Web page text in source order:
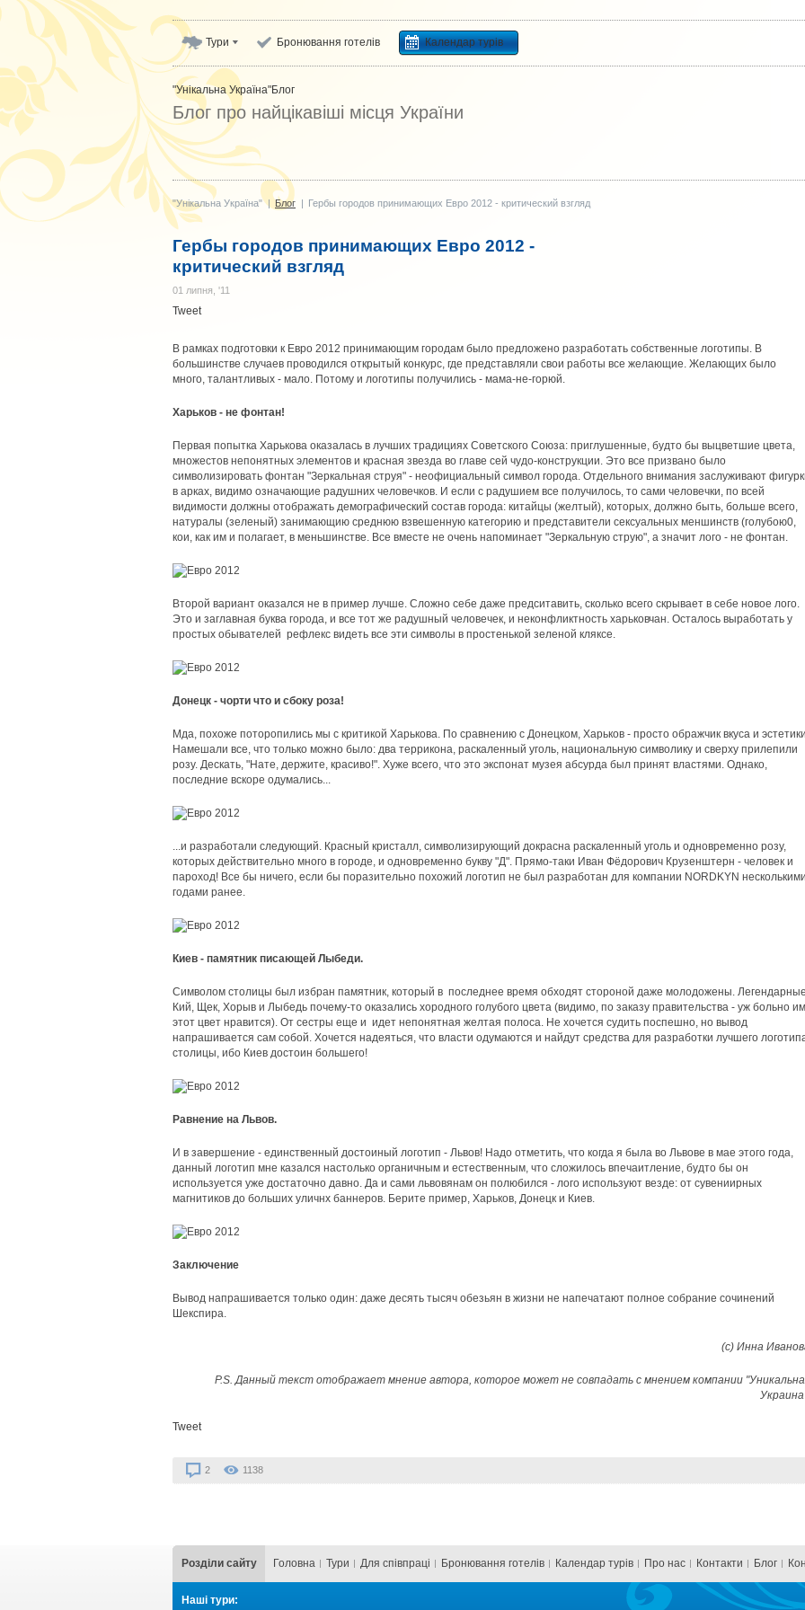
Тури Бронювання готелів Календар турів
"Унікальна Україна"Блог
Блог про найцікавіші місця України
"Унікальна Україна" | Блог | Гербы городов принимающих Евро 2012 - критический взгляд
Гербы городов принимающих Евро 2012 -
критический взгляд
01 липня, '11
Tweet
В рамках подготовки к Евро 2012 принимающим городам было предложено разработать собственные логотипы. В
большинстве случаев проводился открытый конкурс, где представляли свои работы все желающие. Желающих было
много, талантливых - мало. Потому и логотипы получились - мама-не-горюй.
Харьков - не фонтан!
Первая попытка Харькова оказалась в лучших традициях Советского Союза: приглушенные, будто бы выцветшие цвета,
множестов непонятных элементов и красная звезда во главе сей чудо-конструкции. Это все призвано было
символизировать фонтан "Зеркальная струя" - неофициальный символ города. Отдельного внимания заслуживают
в арках, видимо означающие радушних человечков. И если с радушием все получилось, то сами человечки, по всей
видимости должны отображать демографический состав города: китайцы (желтый), которых, должно быть, больше всего,
натуралы (зеленый) занимающию среднюю взвешенную категорию и представители сексуальных меншинств (голубою0,
кои, как им и полагает, в меньшинстве. Все вместе не очень напоминает "Зеркальную струю", а значит лого - не фонтан.
Второй вариант оказался не в пример лучше. Сложно себе даже предситавить, сколько всего скрывает в себе новое лого.
Это и заглавная буква города, и все тот же радушный человечек, и неконфликтность харьковчан. Осталось выработать у
простых обывателей рефлекс видеть все эти символы в простенькой зеленой кляксе.
Донецк - чорти что и сбоку роза!
Мда, похоже поторопились мы с критикой Харькова. По сравнению с Донецком, Харьков - просто ображчик вкуса и
Намешали все, что только можно было: два террикона, раскаленный уголь, национальную символику и сверху прилепили
розу. Дескать, "Нате, держите, красиво!". Хуже всего, что это экспонат музея абсурда был принят властями. Однако,
последние вскоре одумались...
...и разработали следующий. Красный кристалл, символизирующий докрасна раскаленный уголь и одновременно розу,
которых действительно много в городе, и одновременно букву "Д". Прямо-таки Иван Фёдорович Крузенштерн - человек и
пароход! Все бы ничего, если бы поразительно похожий логотип не был разработан для компании NORDKYN
годами ранее.
Киев - памятник писающей Лыбеди.
Символом столицы был избран памятник, который в последнее время обходят стороной даже молодожены.
Кий, Щек, Хорыв и Лыбедь почему-то оказались хородного голубого цвета (видимо, по заказу правительства - уж больно им
этот цвет нравится). От сестры еще и идет непонятная желтая полоса. Не хочется судить поспешно, но вывод
напрашивается сам собой. Хочется надеяться, что власти одумаются и найдут средства для разработки лучшего
столицы, ибо Киев достоин большего!
Равнение на Львов.
И в завершение - единственный достоиный логотип - Львов! Надо отметить, что когда я была во Львове в мае этого года,
данный логотип мне казался настолько органичным и естественным, что сложилось впечаитление, будто бы он
используется уже достаточно давно. Да и сами львовянам он полюбился - лого используют везде: от сувениирных
магнитиков до больших уличнх баннеров. Берите пример, Харьков, Донецк и Киев.
Заключение
Вывод напрашивается только один: даже десять тысяч обезьян в жизни не напечатают полное собрание сочинений
Шекспира.
(с) Инна
P.S. Данный текст отображает мнение автора, которое может не совпадать с мнением компании
Tweet
2 1138
Розділи сайту Головна Тури Для cпівпраці Бронювання готелів Календар турів Про нас Контакти Блог
Наші тури: